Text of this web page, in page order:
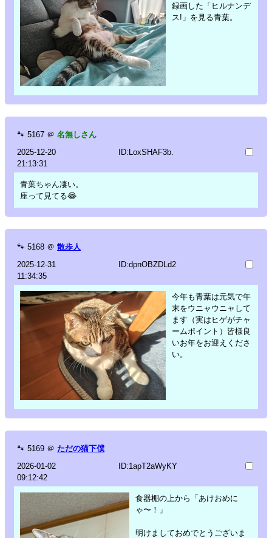
録画した「ヒルナンデ
ス!」を見る青葉。
🐾 5167 ＠ 名無しさん
2025-12-20
21:13:31
ID:LoxSHAF3b.
青葉ちゃん凄い。
座って見てる😂
🐾 5168 ＠ 散歩人
2025-12-31
11:34:35
ID:dpnOBZDLd2
今年も青葉は元気で年
末をウニャウニャして
ます（実はヒゲがチャ
ームポイント）皆様良
いお年をお迎えくださ
い。
🐾 5169 ＠ ただの猫下僕
2026-01-02
09:12:42
ID:1apT2aWyKY
食器棚の上から「あけおめに
ゃ〜！」
明けましておめでとうございま